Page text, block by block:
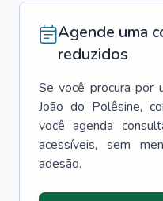
Agende uma
reduzidos
Se você procura por
João do Polêsine,
você agenda
acessíveis, sem
adesão.